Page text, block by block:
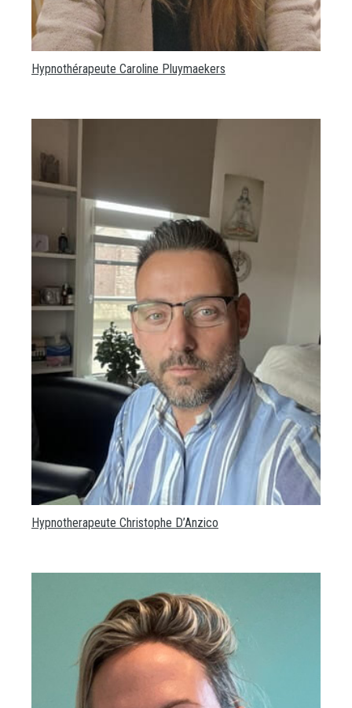
Hypnothérapeute Caroline Pluymaekers
Hypnotherapeute Christophe D’Anzico